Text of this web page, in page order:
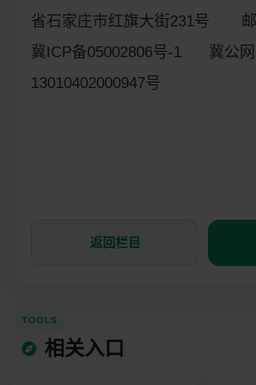
省石家庄市红旗大街231号 邮
冀ICP备05002806号-1 冀公网
13010402000947号
返回栏目
TOOLS
相关入口